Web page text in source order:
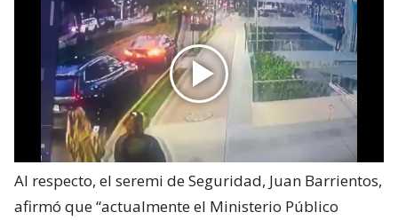
Al respecto, el seremi de Seguridad, Juan Barrientos,
afirmó que “actualmente el Ministerio Público